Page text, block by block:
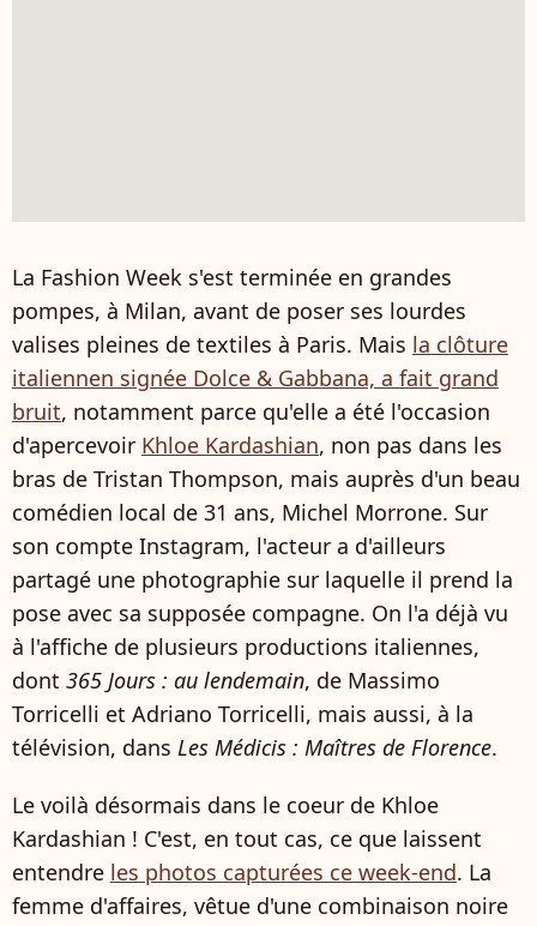
La Fashion Week s'est terminée en grandes
pompes, à Milan, avant de poser ses lourdes
valises pleines de textiles à Paris. Mais la clôture
italiennen signée Dolce & Gabbana, a fait grand
bruit, notamment parce qu'elle a été l'occasion
d'apercevoir Khloe Kardashian, non pas dans les
bras de Tristan Thompson, mais auprès d'un beau
comédien local de 31 ans, Michel Morrone. Sur
son compte Instagram, l'acteur a d'ailleurs
partagé une photographie sur laquelle il prend la
pose avec sa supposée compagne. On l'a déjà vu
à l'affiche de plusieurs productions italiennes,
dont 365 Jours : au lendemain, de Massimo
Torricelli et Adriano Torricelli, mais aussi, à la
télévision, dans Les Médicis : Maîtres de Florence.
Le voilà désormais dans le coeur de Khloe
Kardashian ! C'est, en tout cas, ce que laissent
entendre les photos capturées ce week-end. La
femme d'affaires, vêtue d'une combinaison noire